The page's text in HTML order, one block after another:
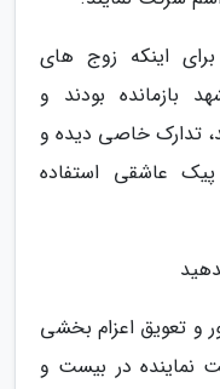
برای اینکه زوج های
بازمانده بودند و
تدارک خاصی دیده و
عاشقی استفاده
و تعویق اعزام بخشی
نماینده در بیست و